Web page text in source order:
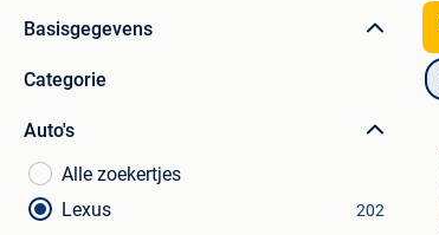
Basisgegevens
Categorie
Auto's
Alle zoekertjes
Lexus
202